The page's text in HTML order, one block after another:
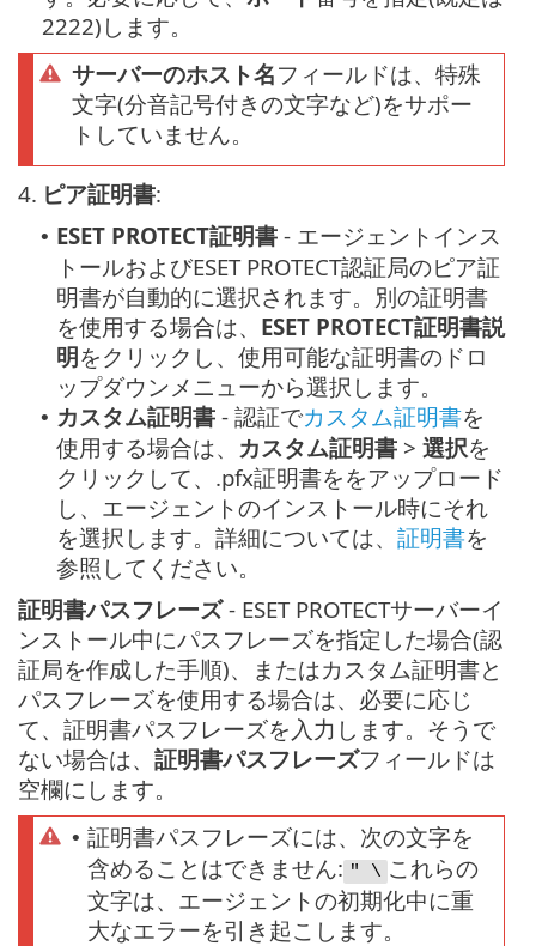
2222)します。
サーバーのホスト名フィールドは、特殊
文字(分音記号付きの文字など)をサポー
トしていません。
4. ピア証明書:
• ESET PROTECT証明書 - エージェントインス
トールおよびESET PROTECT認証局のピア証
明書が自動的に選択されます。別の証明書
を使用する場合は、 ESET PROTECT証明書説
明をクリックし、使用可能な証明書のドロ
ップダウンメニューから選択します。
• カスタム証明書 - 認証でカスタム証明書を
使用する場合は、 カスタム証明書 > 選択を
クリックして、.pfx証明書ををアップロード
し、エージェントのインストール時にそれ
を選択します。詳細については、 証明書を
参照してください。
証明書パスフレーズ- ESET PROTECTサーバーイ
ンストール中にパスフレーズを指定した場合(認
証局を作成した手順)、またはカスタム証明書と
パスフレーズを使用する場合は、必要に応じ
て、証明書パスフレーズを入力します。そうで
ない場合は、 証明書パスフレーズフィールドは
空欄にします。
• 証明書パスフレーズには、次の文字を
含めることはできません: " \ これらの
文字は、エージェントの初期化中に重
大なエラーを引き起こします。